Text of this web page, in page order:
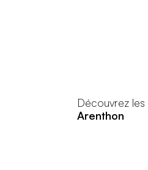
Découvrez les
Arenthon